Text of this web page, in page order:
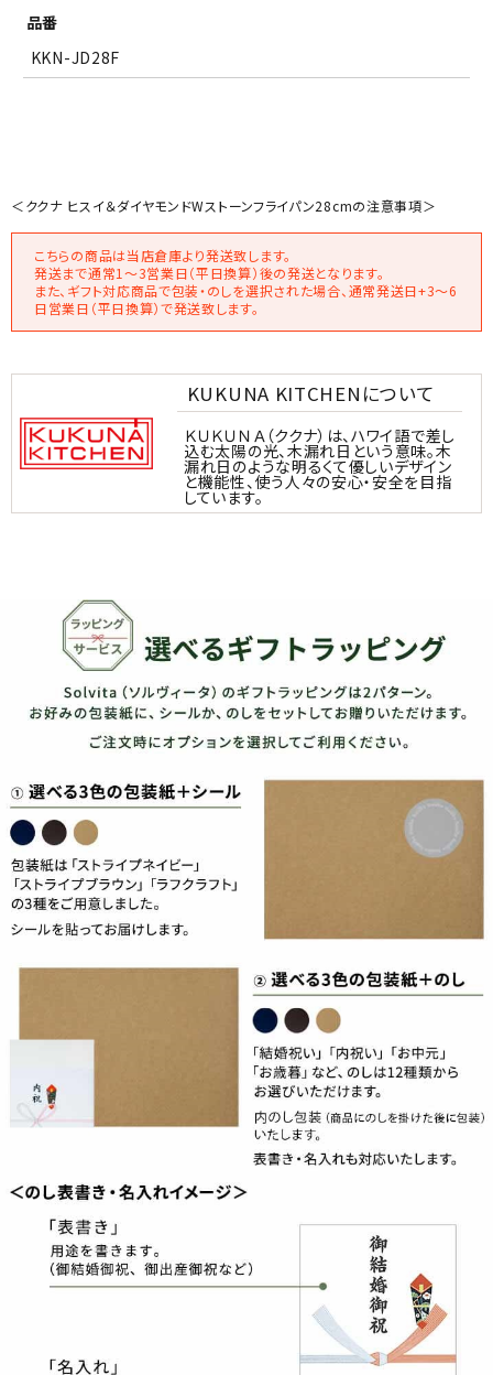
品番
KKN-JD28F
＜ククナ ヒスイ＆ダイヤモンドWストーンフライパン28cmの注意事項＞
こちらの商品は当店倉庫より発送致します。
発送まで通常1～3営業日（平日換算）後の発送となります。
また、ギフト対応商品で包装・のしを選択された場合、通常発送日+3～6
日営業日（平日換算）で発送致します。
KUKUNA KITCHENについて
ＫＵＫＵＮＡ（ククナ）は、ハワイ語で差し
込む太陽の光、木漏れ日という意味。木
漏れ日のような明るくて優しいデザイン
と機能性、使う人々の安心・安全を目指
しています。